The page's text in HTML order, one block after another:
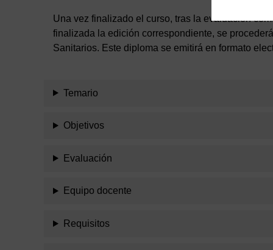
Una vez finalizado el curso, tras la evaluación
finalizada la edición correspondiente, se
Sanitarios. Este diploma se emitirá en formato
Temario
Objetivos
Evaluación
Equipo docente
Requisitos